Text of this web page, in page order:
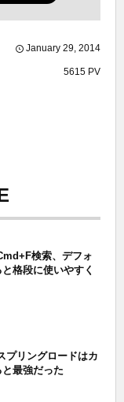
January 29, 2014
5615 PV
検索、デフォ
格段に使いやすく
プリングロードはカ
最強だった